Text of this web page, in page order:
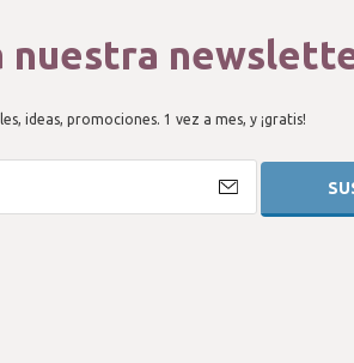
nuestra
ideas, promociones. 1 vez a mes, y ¡gratis!